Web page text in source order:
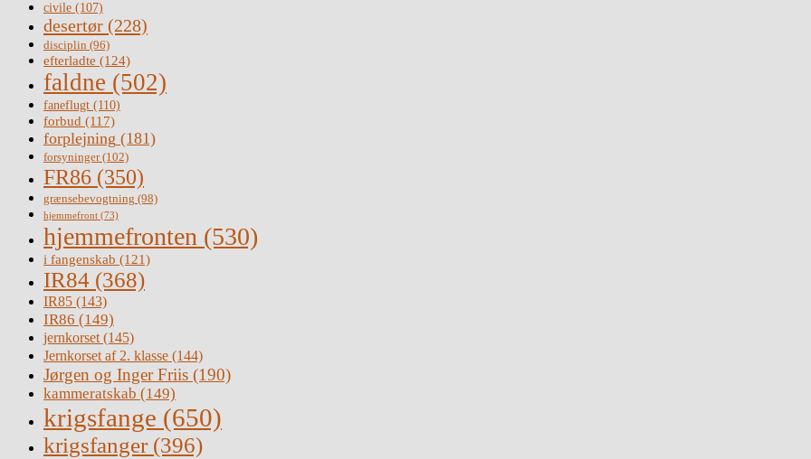
civile (107)
desertør (228)
disciplin (96)
efterladte (124)
faldne (502)
faneflugt (110)
forbud (117)
forplejning (181)
forsyninger(102)
FR86 (350)
grænsebevogtning (98)
hjemmefront (73)
hjemmefronten (530)
i fangenskab (121)
IR84 (368)
IR85 (143)
IR86 (149)
jernkorset(145)
Jernkorset af 2. klasse (144)
Jørgen og Inger Friis (190)
kammeratskab (149)
krigsfange (650)
krigsfanger (396)